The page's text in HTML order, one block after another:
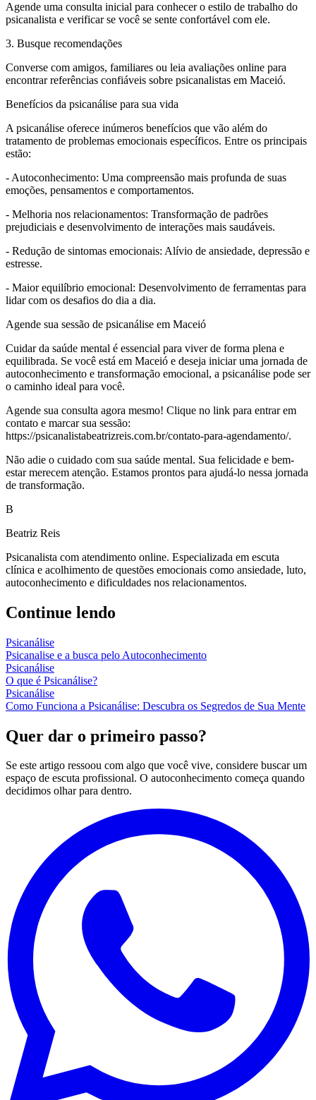
Agende uma consulta inicial para conhecer o estilo de trabalho do
psicanalista e verificar se você se sente confortável com ele.
3. Busque recomendações
Converse com amigos, familiares ou leia avaliações online para
encontrar referências confiáveis sobre psicanalistas em Maceió.
Benefícios da psicanálise para sua vida
A psicanálise oferece inúmeros benefícios que vão além do
tratamento de problemas emocionais específicos. Entre os principais
estão:
- Autoconhecimento: Uma compreensão mais profunda de suas
emoções, pensamentos e comportamentos.
- Melhoria nos relacionamentos: Transformação de padrões
prejudiciais e desenvolvimento de interações mais saudáveis.
- Redução de sintomas emocionais: Alívio de ansiedade, depressão e
estresse.
- Maior equilíbrio emocional: Desenvolvimento de ferramentas para
lidar com os desafios do dia a dia.
Agende sua sessão de psicanálise em Maceió
Cuidar da saúde mental é essencial para viver de forma plena e
equilibrada. Se você está em Maceió e deseja iniciar uma jornada de
autoconhecimento e transformação emocional, a psicanálise pode ser
o caminho ideal para você.
Agende sua consulta agora mesmo! Clique no link para entrar em
contato e marcar sua sessão:
https://psicanalistabeatrizreis.com.br/contato-para-agendamento/.
Não adie o cuidado com sua saúde mental. Sua felicidade e bem-
estar merecem atenção. Estamos prontos para ajudá-lo nessa jornada
de transformação.
B
Beatriz Reis
Psicanalista com atendimento online. Especializada em escuta
clínica e acolhimento de questões emocionais como ansiedade, luto,
autoconhecimento e dificuldades nos relacionamentos.
Continue lendo
Psicanálise
Psicanalise e a busca pelo Autoconhecimento
Psicanálise
O que é Psicanálise?
Psicanálise
Como Funciona a Psicanálise: Descubra os Segredos de Sua Mente
Quer dar o primeiro passo?
Se este artigo ressoou com algo que você vive, considere buscar um
espaço de escuta profissional. O autoconhecimento começa quando
decidimos olhar para dentro.